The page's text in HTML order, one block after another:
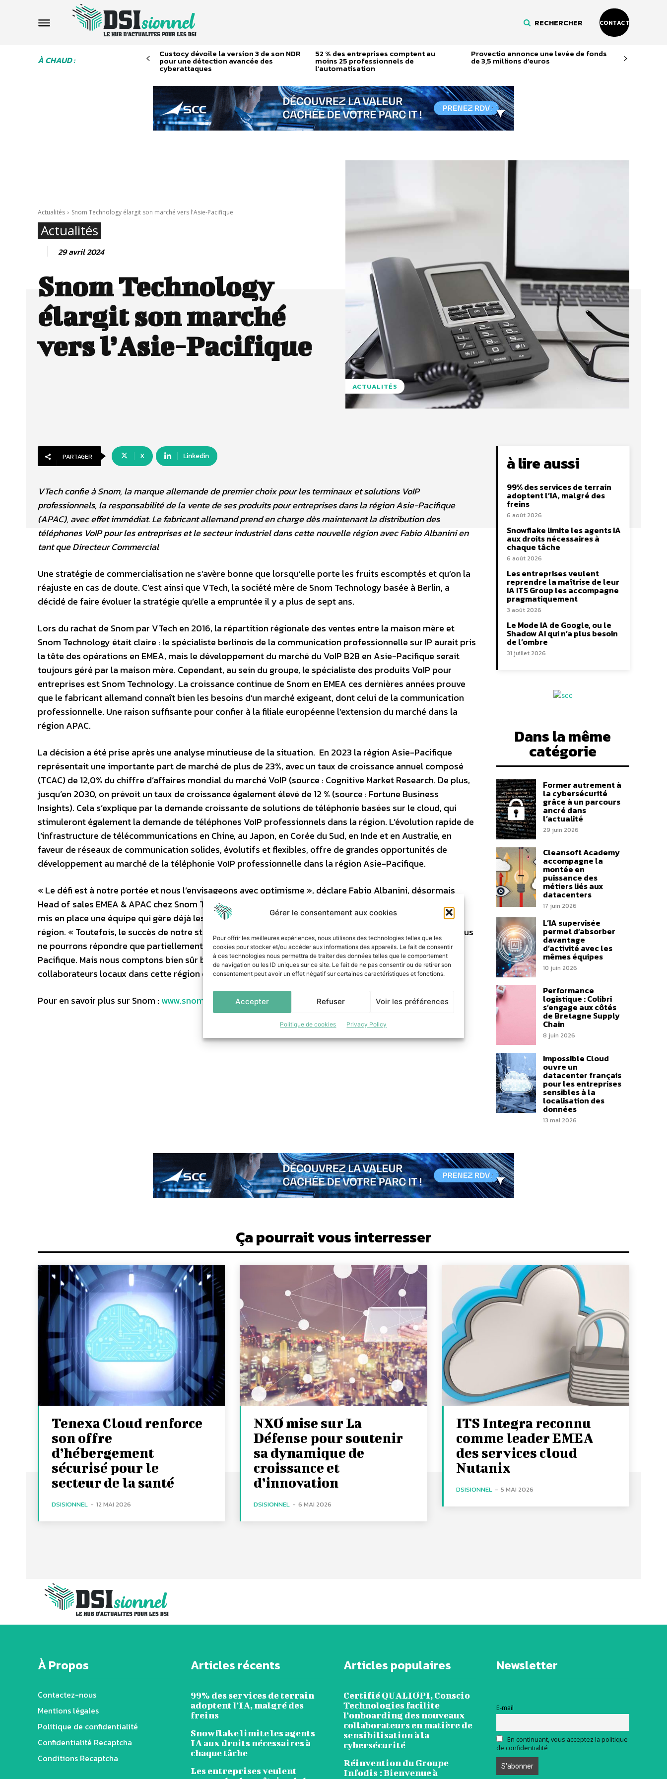
Gérer le consentement aux cookies
Pour offrir les meilleures expériences, nous utilisons des technologies telles que les
cookies pour stocker et/ou accéder aux informations des appareils. Le fait de consentir
à ces technologies nous permettra de traiter des données telles que le comportement
de navigation ou les ID uniques sur ce site. Le fait de ne pas consentir ou de retirer son
consentement peut avoir un effet négatif sur certaines caractéristiques et fonctions.
Accepter Refuser Voir les préférences
Politique de cookies Privacy Policy
RECHERCHER CONTACT
À CHAUD :
Custocy dévoile la version 3 de son NDR
pour une détection avancée des
cyberattaques
52 % des entreprises comptent au
moins 25 professionnels de
l’automatisation
Provectio annonce une levée de fonds
de 3,5 millions d’euros
Actualités Snom Technology élargit son marché vers l'Asie-Pacifique
Actualités
29 avril 2024
Snom Technology
élargit son marché
vers l’Asie-Pacifique
ACTUALITÉS
PARTAGER X Linkedin
VTech confie à Snom, la marque allemande de premier choix pour les terminaux et solutions VoIP
professionnels, la responsabilité de la vente de ses produits pour entreprises dans la région Asie-Pacifique
(APAC), avec effet immédiat. Le fabricant allemand prend en charge dès maintenant la distribution des
téléphones VoIP pour les entreprises et le secteur industriel dans cette nouvelle région avec Fabio Albanini en
tant que Directeur Commercial
Une stratégie de commercialisation ne s’avère bonne que lorsqu’elle porte les fruits escomptés et qu’on la
réajuste en cas de doute. C’est ainsi que VTech, la société mère de Snom Technology basée à Berlin, a
décidé de faire évoluer la stratégie qu’elle a empruntée il y a plus de sept ans.
Lors du rachat de Snom par VTech en 2016, la répartition régionale des ventes entre la maison mère et
Snom Technology était claire : le spécialiste berlinois de la communication professionnelle sur IP aurait pris
la tête des opérations en EMEA, mais le développement du marché du VoIP B2B en Asie-Pacifique serait
toujours géré par la maison mère. Cependant, au sein du groupe, le spécialiste des produits VoIP pour
entreprises est Snom Technology. La croissance continue de Snom en EMEA ces dernières années prouve
que le fabricant allemand connaît bien les besoins d’un marché exigeant, dont celui de la communication
professionnelle. Une raison suffisante pour confier à la filiale européenne l’extension du marché dans la
région APAC.
La décision a été prise après une analyse minutieuse de la situation. En 2023 la région Asie-Pacifique
représentait une importante part de marché de plus de 23%, avec un taux de croissance annuel composé
(TCAC) de 12,0% du chiffre d’affaires mondial du marché VoIP (source : Cognitive Market Research. De plus,
jusqu’en 2030, on prévoit un taux de croissance également élevé de 12 % (source : Fortune Business
Insights). Cela s’explique par la demande croissante de solutions de téléphonie basées sur le cloud, qui
stimuleront également la demande de téléphones VoIP professionnels dans la région. L’évolution rapide de
l’infrastructure de télécommunications en Chine, au Japon, en Corée du Sud, en Inde et en Australie, en
faveur de réseaux de communication solides, évolutifs et flexibles, offre de grandes opportunités de
développement au marché de la téléphonie VoIP professionnelle dans la région Asie-Pacifique.
« Le défi est à notre portée et nous l’envisageons avec optimisme », déclare Fabio Albanini, désormais
Head of sales EMEA & APAC chez Snom Technology . Au cours des derniers mois, le fabricant allemand a
mis en place une équipe qui gère déjà les relations avec les distributeurs existants et potentiels de la
région. « Toutefois, le succès de notre stratégie repose également sur le principe de la gestion locale. Nous
ne pourrons répondre que partiellement aux exigences d’une région aussi vaste que le marché Asie-
Pacifique. Mais nous comptons bien sûr beaucoup sur une croissance suffisante pour avoir bientôt des
collaborateurs locaux dans cette région également ! »
Pour en savoir plus sur Snom : www.snom.com
à lire aussi
99% des services de terrain
adoptent l’IA, malgré des
freins
6 août 2026
Snowflake limite les agents IA
aux droits nécessaires à
chaque tâche
6 août 2026
Les entreprises veulent
reprendre la maîtrise de leur
IA ITS Group les accompagne
pragmatiquement
3 août 2026
Le Mode IA de Google, ou le
Shadow AI qui n’a plus besoin
de l’ombre
31 juillet 2026
Dans la même
catégorie
Former autrement à
la cybersécurité
grâce à un parcours
ancré dans
l’actualité
29 juin 2026
Cleansoft Academy
accompagne la
montée en
puissance des
métiers liés aux
datacenters
17 juin 2026
L’IA supervisée
permet d’absorber
davantage
d’activité avec les
mêmes équipes
10 juin 2026
Performance
logistique : Colibri
s’engage aux côtés
de Bretagne Supply
Chain
8 juin 2026
Impossible Cloud
ouvre un
datacenter français
pour les entreprises
sensibles à la
localisation des
données
13 mai 2026
Ça pourrait vous interresser
Tenexa Cloud renforce
son offre
d’hébergement
sécurisé pour le
secteur de la santé
DSISIONNEL - 12 MAI 2026
NXO mise sur La
Défense pour soutenir
sa dynamique de
croissance et
d’innovation
DSISIONNEL - 6 MAI 2026
ITS Integra reconnu
comme leader EMEA
des services cloud
Nutanix
DSISIONNEL - 5 MAI 2026
À Propos
Contactez-nous
Mentions légales
Politique de confidentialité
Confidentialité Recaptcha
Conditions Recaptcha
Articles récents
99% des services de terrain
adoptent l’IA, malgré des
freins
Snowflake limite les agents
IA aux droits nécessaires à
chaque tâche
Les entreprises veulent
Articles populaires
Certifié QUALIOPI, Conscio
Technologies facilite
l’onboarding des nouveaux
collaborateurs en matière de
sensibilisation à la
cybersécurité
Réinvention du Groupe
Infodis : Bienvenue à
Newsletter
E-mail
En continuant, vous acceptez la politique
de confidentialité